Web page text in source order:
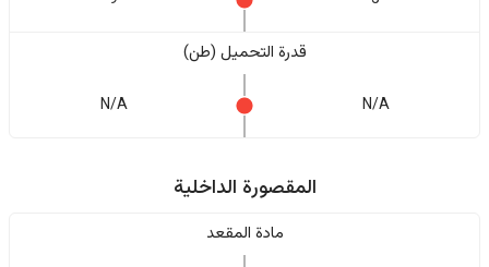
قدرة التحميل (طن)
N/A
N/A
المقصورة الداخلية
مادة المقعد